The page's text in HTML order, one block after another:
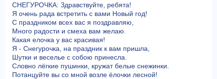
СНЕГУРОЧКА: Здравствуйте, ребята!
Я очень рада встретить с вами Новый год!
С праздником всех вас я поздравляю,
Много радости и смеха вам желаю.
Какая елочка у вас красивая!
Я - Снегурочка, на праздник к вам пришла,
Шутки и веселье с собою принесла.
Словно лёгкие пушинки, кружат белые снежинки.
Потанцуйте вы со мной возле ёлочки лесной!